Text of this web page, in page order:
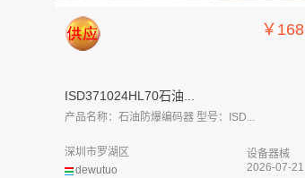
￥168
ISD371024HL70石油...
产品名称：石油防爆编码器 型号：ISD...
dewutuo
深圳市罗湖区
设备器械
2026-07-21